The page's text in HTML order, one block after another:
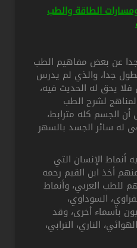
الطاقة والطب
بعض مفاهيم الطب
والذي لم يدرس
له الحديث فيه،
لشرح الطب
كله مترابط،
الجسد بالسهر
الإنسان التي
ابن القيم رحمه
العربي، وأنماط
السوداوي،
أخرى، وقد
الناري، الترابي،